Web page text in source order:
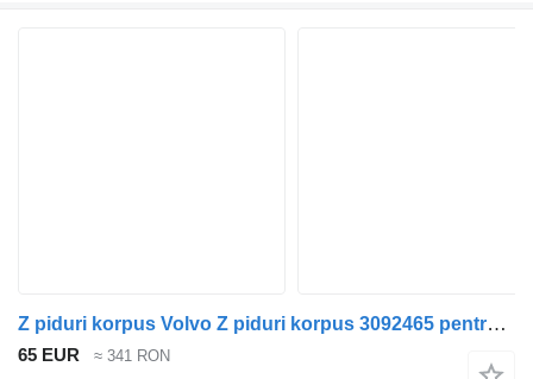
Z piduri korpus Volvo Z piduri korpus 3092465 pentru cap tractor Volvo FH12
65 EUR ≈ 341 RON